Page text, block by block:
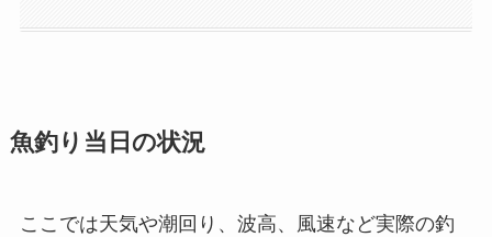
魚釣り当日の状況
ここでは天気や潮回り、波高、風速など実際の釣